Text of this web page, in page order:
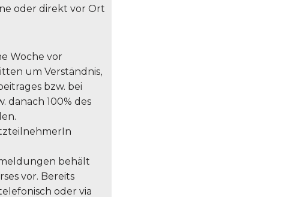
oder direkt vor Ort
Woche vor
um Verständnis,
bzw. bei
danach 100% des
behält
vor. Bereits
oder via